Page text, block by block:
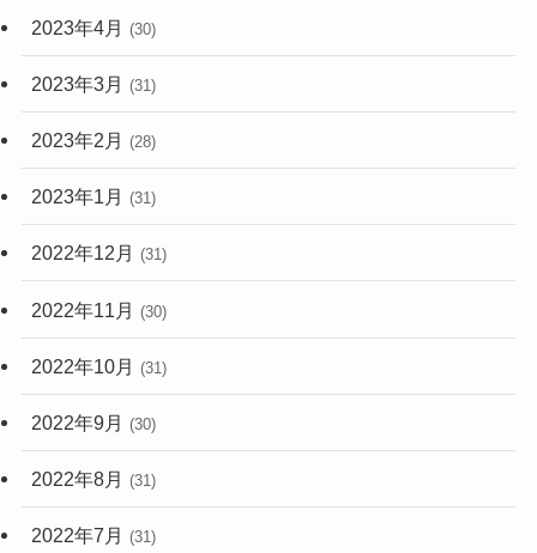
2023年4月 (30)
2023年3月 (31)
2023年2月 (28)
2023年1月 (31)
2022年12月 (31)
2022年11月 (30)
2022年10月 (31)
2022年9月 (30)
2022年8月 (31)
2022年7月 (31)